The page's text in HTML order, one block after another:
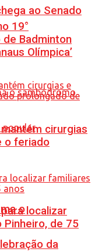
ao Senado
o
da
19°
de Badminton
Olímpica’
cirurgias
o feriado
localizar
Pinheiro, de 75